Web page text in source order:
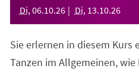
Di, 06.10.26 Di, 13.10.26
Sie erlernen in diesem Kurs
Tanzen im Allgemeinen,